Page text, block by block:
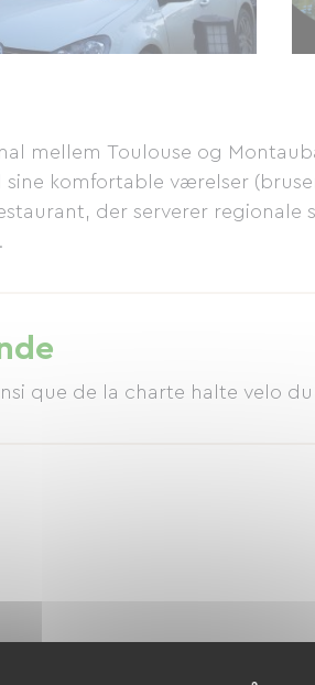
mellem Toulouse og
sine komfortable værelser
der serverer regionale
que de la charte halte velo